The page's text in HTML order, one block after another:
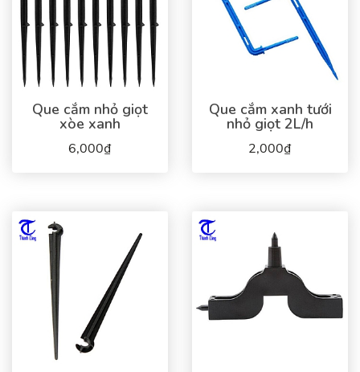
Que cắm nhỏ giọt
xòe xanh
6,000₫
Que cắm xanh tưới
nhỏ giọt 2L/h
2,000₫